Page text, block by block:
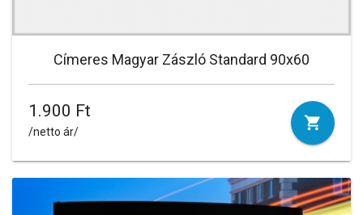
Címeres Magyar Zászló Standard 90x60
1.900 Ft
/netto ár/